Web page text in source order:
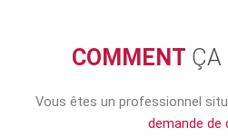
COMMENT ÇA
Vous êtes un professionnel
demande de